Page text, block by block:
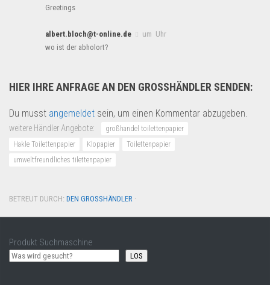
Greetings
albert.bloch@t-online.de
um Uhr
wo ist der abholort?
HIER IHRE ANFRAGE AN DEN GROSSHÄNDLER SENDEN:
Du musst angemeldet sein, um einen Kommentar abzugeben.
weitere Händler Angebote:
großhandel toilettenpapier
Hakle Toilettenpapier
Klopapier
Toilettenpapier
umweltfreundliches tilettenpapier
BETREUT DURCH: DEN GROSSHÄNDLER ·
Produkt Suchmaschine
LOS